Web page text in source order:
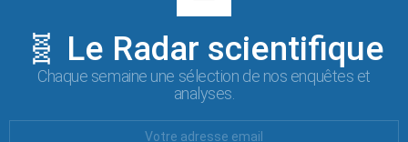
🧬 Le Radar scientifique
Chaque semaine une sélection de nos enquêtes et
analyses.